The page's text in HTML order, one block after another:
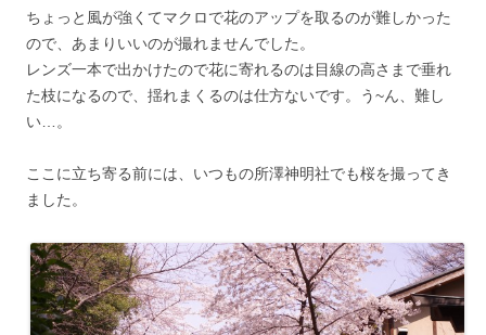
ちょっと風が強くてマクロで花のアップを取るのが難しかった
ので、あまりいいのが撮れませんでした。
レンズ一本で出かけたので花に寄れるのは目線の高さまで垂れ
た枝になるので、揺れまくるのは仕方ないです。う~ん、難し
い…。
ここに立ち寄る前には、いつもの所澤神明社でも桜を撮ってき
ました。